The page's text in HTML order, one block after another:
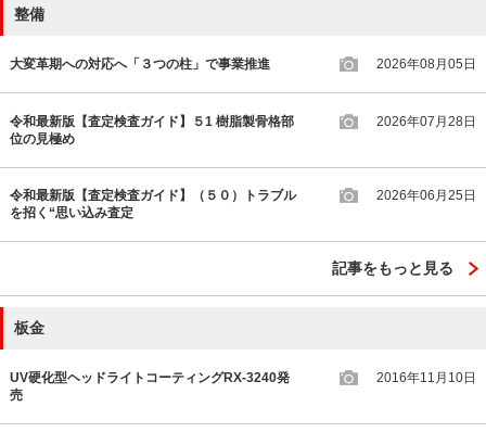
整備
大変革期への対応へ「３つの柱」で事業推進 2026年08月05日
令和最新版【査定検査ガイド】５1 樹脂製骨格部
位の見極め
2026年07月28日
令和最新版【査定検査ガイド】（５０）トラブル
を招く“思い込み査定
2026年06月25日
記事をもっと見る
板金
UV硬化型ヘッドライトコーティングRX-3240発
売
2016年11月10日